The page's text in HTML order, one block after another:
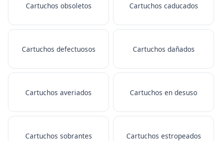
Cartuchos obsoletos Cartuchos caducados
Cartuchos defectuosos Cartuchos dañados
Cartuchos averiados Cartuchos en desuso
Cartuchos sobrantes Cartuchos estropeados